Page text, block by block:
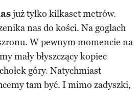
już tylko kilkaset metrów.
nas do kości. Na goglach
W pewnym momencie na
mały błyszczący kopiec
góry. Natychmiast
tam być. I mimo zadyszki,